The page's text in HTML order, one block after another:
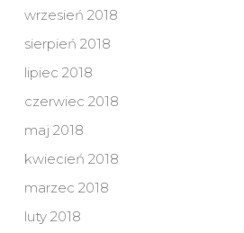
wrzesień 2018
sierpień 2018
lipiec 2018
czerwiec 2018
maj 2018
kwiecień 2018
marzec 2018
luty 2018